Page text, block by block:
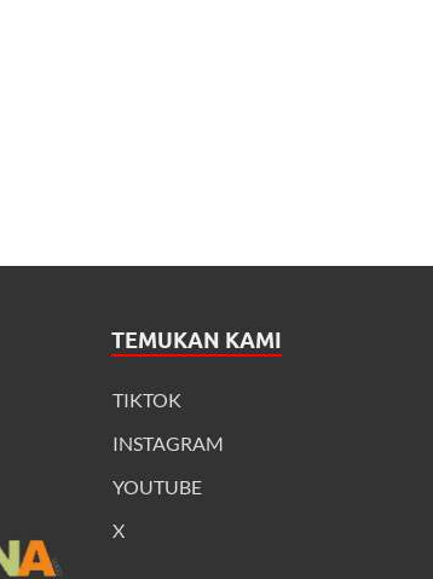
TEMUKAN KAMI
TIKTOK
INSTAGRAM
YOUTUBE
X